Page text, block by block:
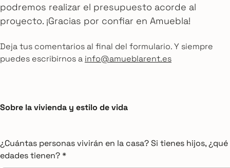
podremos realizar el presupuesto acorde al
proyecto. ¡Gracias por confiar en Amuebla!
Deja tus comentarios al final del formulario. Y siempre
puedes escribirnos a info@amueblarent.es
Sobre la vivienda y estilo de vida
¿Cuántas personas vivirán en la casa? Si tienes hijos, ¿qué
edades tienen? *